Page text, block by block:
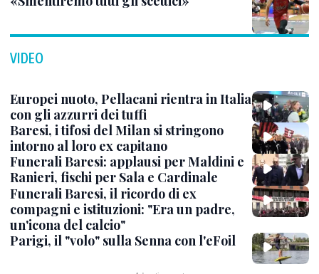
VIDEO
Europei nuoto, Pellacani rientra in Italia
con gli azzurri dei tuffi
Baresi, i tifosi del Milan si stringono
intorno al loro ex capitano
Funerali Baresi: applausi per Maldini e
Ranieri, fischi per Sala e Cardinale
Funerali Baresi, il ricordo di ex
compagni e istituzioni: "Era un padre,
un'icona del calcio"
Parigi, il "volo" sulla Senna con l'eFoil